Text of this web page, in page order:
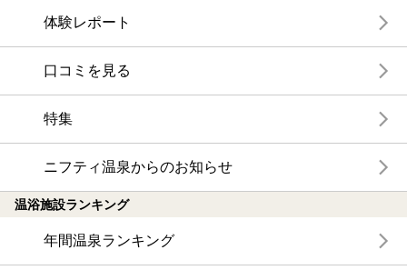
体験レポート
口コミを見る
特集
ニフティ温泉からのお知らせ
温浴施設ランキング
年間温泉ランキング